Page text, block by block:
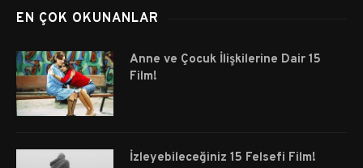
EN ÇOK OKUNANLAR
Anne ve Çocuk İlişkilerine Dair 15
Film!
İzleyebileceğiniz 15 Felsefi Film!